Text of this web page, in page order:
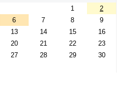
1
2
6 7 8
9
13 14 15
16
20 21 22
23
27 28 29
30